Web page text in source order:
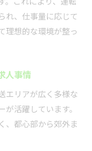
れ、仕事量に応じて
理想的な環境が整っ
人事情
エリアが広く多様な
活躍しています。
、都心部から郊外ま